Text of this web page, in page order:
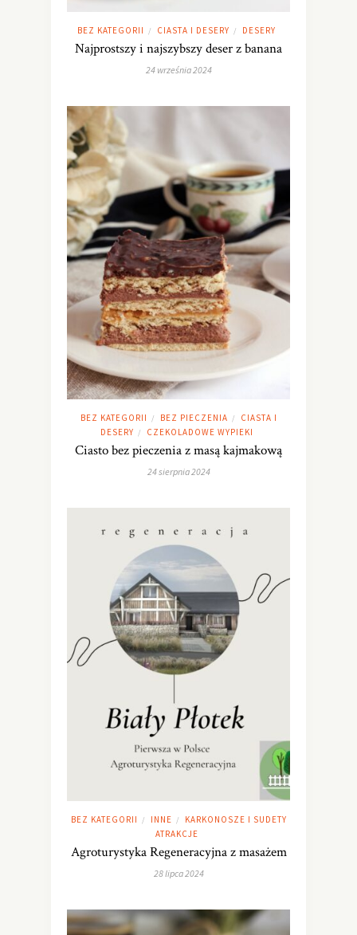
BEZ KATEGORII / CIASTA I DESERY / DESERY
Najprostszy i najszybszy deser z banana
24 września 2024
BEZ KATEGORII / BEZ PIECZENIA /
CIASTA I
DESERY / CZEKOLADOWE WYPIEKI
Ciasto bez pieczenia z masą kajmakową
24 sierpnia 2024
BEZ KATEGORII / INNE /
KARKONOSZE I SUDETY
ATRAKCJE
Agroturystyka Regeneracyjna z masażem
28 lipca 2024